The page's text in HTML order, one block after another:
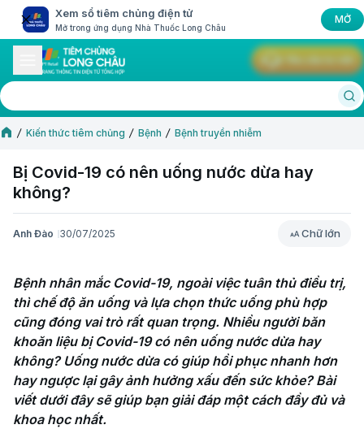
Xem sổ tiêm chủng điện tử
Mở trong ứng dụng Nhà Thuốc Long Châu
MỞ
Kiến thức tiêm chủng Bệnh Bệnh truyền nhiễm
Bị Covid-19 có nên uống nước dừa hay
không?
Anh Đào 30/07/2025 Chữ lớn
Chữ lớn
Bệnh nhân mắc Covid-19, ngoài việc tuân thủ điều trị,
thì chế độ ăn uống và lựa chọn thức uống phù hợp
cũng đóng vai trò rất quan trọng. Nhiều người băn
khoăn liệu bị Covid-19 có nên uống nước dừa hay
không? Uống nước dừa có giúp hồi phục nhanh hơn
hay ngược lại gây ảnh hưởng xấu đến sức khỏe? Bài
viết dưới đây sẽ giúp bạn giải đáp một cách đầy đủ và
khoa học nhất.